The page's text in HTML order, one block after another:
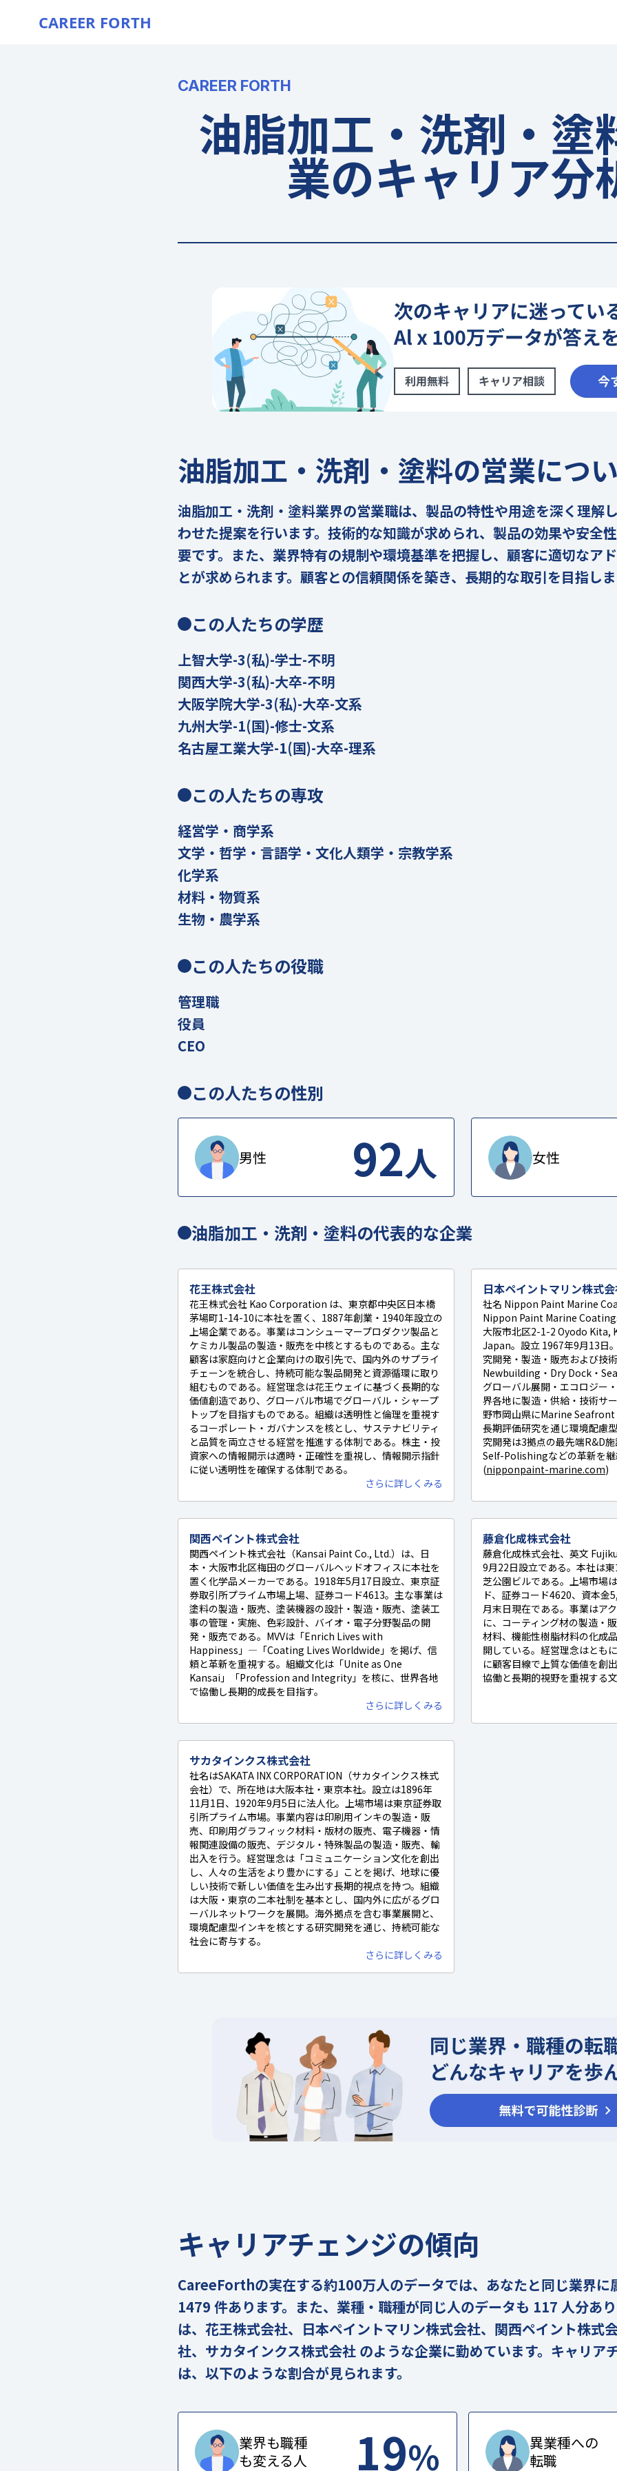
CAREER FORTH
CAREER FORTH
油脂加工・洗剤・塗
業のキャリア分
油脂加工・洗剤・塗料の営業につ
油脂加工・洗剤・塗料業界の営業職は、製品の特性や用途を深く理解
わせた提案を行います。技術的な知識が求められ、製品の効果や安全
要です。また、業界特有の規制や環境基準を把握し、顧客に適切なア
とが求められます。顧客との信頼関係を築き、長期的な取引を目指し
この人たちの学歴
上智大学-3(私)-学士-不明
関西大学-3(私)-大卒-不明
大阪学院大学-3(私)-大卒-文系
九州大学-1(国)-修士-文系
名古屋工業大学-1(国)-大卒-理系
この人たちの専攻
経営学・商学系
文学・哲学・言語学・文化人類学・宗教学系
化学系
材料・物質系
生物・農学系
この人たちの役職
管理職
役員
CEO
この人たちの性別
男性 92人 女性
油脂加工・洗剤・塗料の代表的な企業
花王株式会社
花王株式会社 Kao Corporation は、東京都中央区日本橋
茅場町1-14-10に本社を置く、1887年創業・1940年設立の
上場企業である。事業はコンシューマープロダクツ製品と
ケミカル製品の製造・販売を中核とするものである。主な
顧客は家庭向けと企業向けの取引先で、国内外のサプライ
チェーンを統合し、持続可能な製品開発と資源循環に取り
組むものである。経営理念は花王ウェイに基づく長期的な
価値創造であり、グローバル市場でグローバル・シャープ
トップを目指すものである。組織は透明性と倫理を重視す
るコーポレート・ガバナンスを核とし、サステナビリティ
と品質を両立させる経営を推進する体制である。株主・投
資家への情報開示は適時・正確性を重視し、情報開示指針
に従い透明性を確保する体制である。
さらに詳しくみる
日本ペイントマリン株式
社名 Nippon Paint Marine
Nippon Paint Marine
大阪市北区2-1-2 Oyodo Kita,
Japan。設立 1967年9月13日
究開発・製造・販売および技
Newbuilding・Dry Dock・
グローバル展開・エコロジー
界各地に製造・供給・技術サ
野市岡山県にMarine
長期評価研究を通じ環境配慮
究開発は3拠点の最先端R&D
Self-Polishingなどの革新を
(nipponpaint-marine.com)
関西ペイント株式会社
関西ペイント株式会社（Kansai Paint Co., Ltd.）は、日
本・大阪市北区梅田のグローバルヘッドオフィスに本社を
置く化学品メーカーである。1918年5月17日設立、東京証
券取引所プライム市場上場、証券コード4613。主な事業は
塗料の製造・販売、塗装機器の設計・製造・販売、塗装工
事の管理・実施、色彩設計、バイオ・電子分野製品の開
発・販売である。MVVは「Enrich Lives with
Happiness」—「Coating Lives Worldwide」を掲げ、信
頼と革新を重視する。組織文化は「Unite as One
Kansai」「Profession and Integrity」を核に、世界各地
で協働し長期的成長を目指す。
さらに詳しくみる
藤倉化成株式会社
藤倉化成株式会社、英文
9月22日設立である。本社は
芝公園ビルである。上場市場
ド、証券コード4620、資本
月末日現在である。事業はア
に、コーティング材の製造・
材料、機能性樹脂材料の化成
開している。経営理念はとも
に顧客目線で上質な価値を創
協働と長期的視野を重視する
サカタインクス株式会社
社名はSAKATA INX CORPORATION（サカタインクス株式
会社）で、所在地は大阪本社・東京本社。設立は1896年
11月1日、1920年9月5日に法人化。上場市場は東京証券取
引所プライム市場。事業内容は印刷用インキの製造・販
売、印刷用グラフィック材料・版材の販売、電子機器・情
報関連設備の販売、デジタル・特殊製品の製造・販売、輸
出入を行う。経営理念は「コミュニケーション文化を創出
し、人々の生活をより豊かにする」ことを掲げ、地球に優
しい技術で新しい価値を生み出す長期的視点を持つ。組織
は大阪・東京の二本社制を基本とし、国内外に広がるグロ
ーバルネットワークを展開。海外拠点を含む事業展開と、
環境配慮型インキを核とする研究開発を通じ、持続可能な
社会に寄与する。
さらに詳しくみる
キャリアチェンジの傾向
CareeForthの実在する約100万人のデータでは、あなたと同じ業界に
1479 件あります。また、業種・職種が同じ人のデータも 117 人分あ
は、花王株式会社、日本ペイントマリン株式会社、関西ペイント株式
社、サカタインクス株式会社 のような企業に勤めています。キャリア
は、以下のような割合が見られます。
業界も職種
も変える人
19%
異業種への
転職